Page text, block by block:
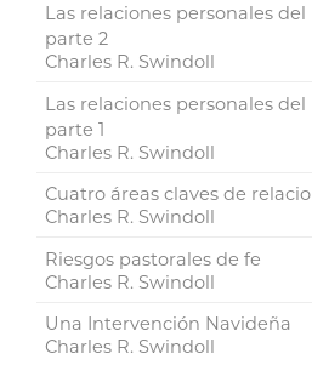
Las relaciones personales
parte 2
Charles R. Swindoll
Las relaciones personales
parte 1
Charles R. Swindoll
Cuatro áreas claves de
Charles R. Swindoll
Riesgos pastorales de fe
Charles R. Swindoll
Una Intervención Navideña
Charles R. Swindoll